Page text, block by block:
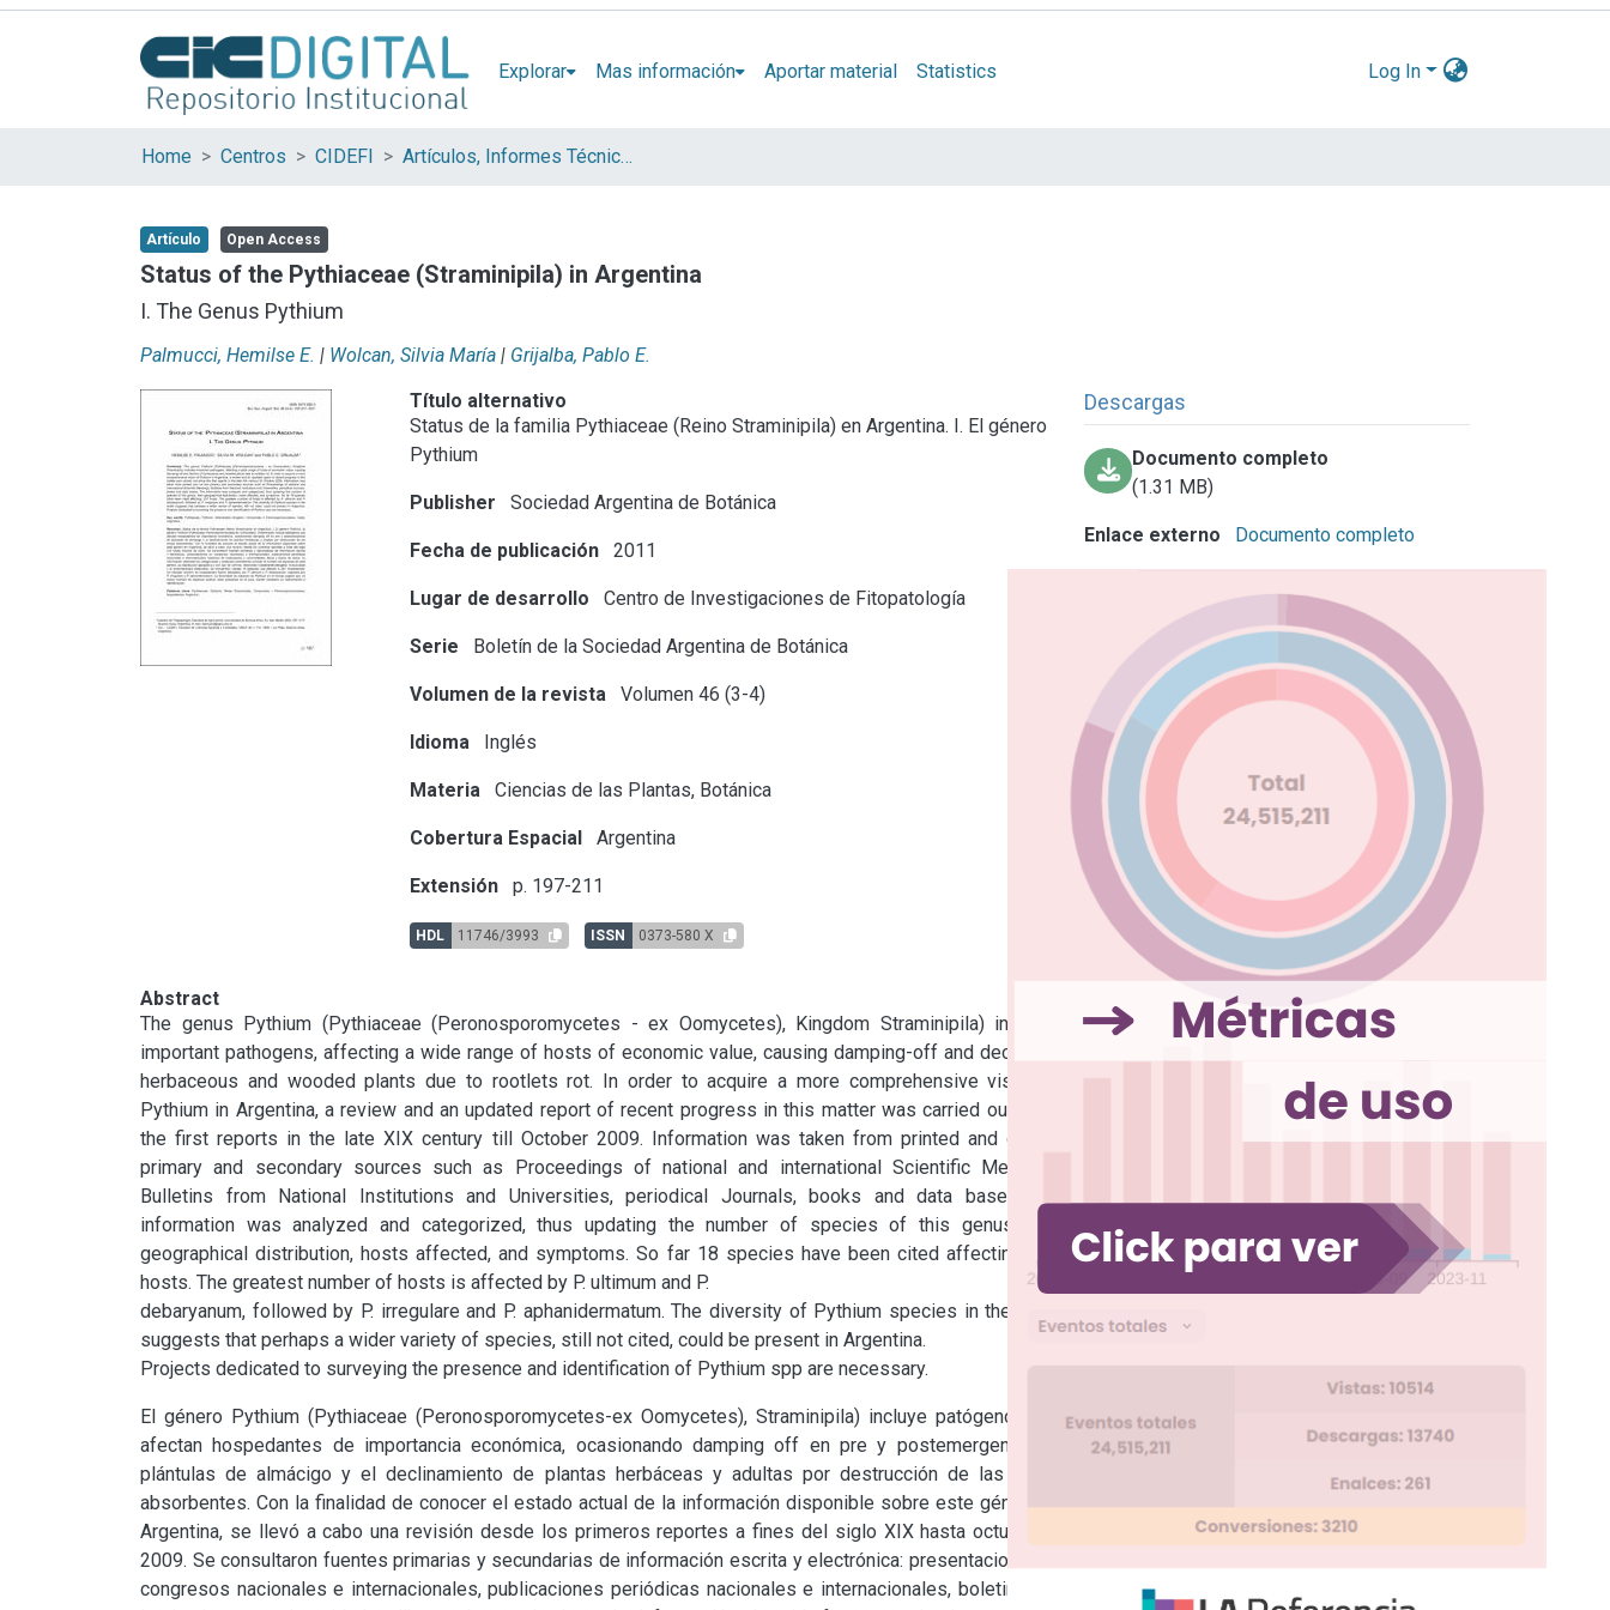
Explorar Mas información Aportar material Statistics Log In
Home Centros CIDEFI Artículos, Informes Técnicos y presentaciones en Congresos
Artículo Open Access
Status of the Pythiaceae (Straminipila) in Argentina
I. The Genus Pythium
Palmucci, Hemilse E. | Wolcan, Silvia María | Grijalba, Pablo E.
Título alternativo
Status de la familia Pythiaceae (Reino Straminipila) en Argentina. I. El género
Pythium
Publisher Sociedad Argentina de Botánica
Fecha de publicación 2011
Lugar de desarrollo Centro de Investigaciones de Fitopatología
Serie Boletín de la Sociedad Argentina de Botánica
Volumen de la revista Volumen 46 (3-4)
Idioma Inglés
Materia Ciencias de las Plantas, Botánica
Cobertura Espacial Argentina
Extensión p. 197-211
HDL 11746/3993 ISSN 0373-580 X
Descargas
Documento completo
(1.31 MB)
Enlace externo Documento completo
Abstract
The genus Pythium (Pythiaceae (Peronosporomycetes - ex Oomycetes), Kingdom Straminipila) includes
important pathogens, affecting a wide range of hosts of economic value, causing damping-off and decline of
herbaceous and wooded plants due to rootlets rot. In order to acquire a more comprehensive vision of
Pythium in Argentina, a review and an updated report of recent progress in this matter was carried out since
the first reports in the late XIX century till October 2009. Information was taken from printed and on line
primary and secondary sources such as Proceedings of national and international Scientific Meetings,
Bulletins from National Institutions and Universities, periodical Journals, books and data bases. The
information was analyzed and categorized, thus updating the number of species of this genus, their
geographical distribution, hosts affected, and symptoms. So far 18 species have been cited affecting, 247
hosts. The greatest number of hosts is affected by P. ultimum and P.
debaryanum, followed by P. irregulare and P. aphanidermatum. The diversity of Pythium species in the world
suggests that perhaps a wider variety of species, still not cited, could be present in Argentina.
Projects dedicated to surveying the presence and identification of Pythium spp are necessary.
El género Pythium (Pythiaceae (Peronosporomycetes-ex Oomycetes), Straminipila) incluye patógenos que
afectan hospedantes de importancia económica, ocasionando damping off en pre y postemergencia de
plántulas de almácigo y el declinamiento de plantas herbáceas y adultas por destrucción de las raíces
absorbentes. Con la finalidad de conocer el estado actual de la información disponible sobre este género en
Argentina, se llevó a cabo una revisión desde los primeros reportes a fines del siglo XIX hasta octubre de
2009. Se consultaron fuentes primarias y secundarias de información escrita y electrónica: presentaciones en
congresos nacionales e internacionales, publicaciones periódicas nacionales e internacionales, boletines de